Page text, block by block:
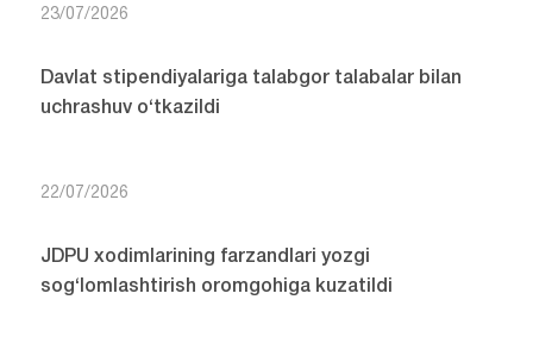
23/07/2026
Davlat stipendiyalariga talabgor talabalar bilan
uchrashuv o‘tkazildi
22/07/2026
JDPU xodimlarining farzandlari yozgi
sog‘lomlashtirish oromgohiga kuzatildi